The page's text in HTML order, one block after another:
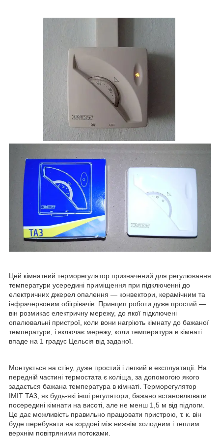
Цей кімнатний терморегулятор призначений для регулювання
температури усередині приміщення при підключенні до
електричних джерел опалення — конвектори, керамічним та
інфрачервоним обігрівачів. Принцип роботи дуже простий —
він розмикає електричну мережу, до якої підключені
опалювальні пристрої, коли вони нагріють кімнату до бажаної
температури, і включає мережу, коли температура в кімнаті
впаде на 1 градус Цельсія від заданої.
Монтується на стіну, дуже простий і легкий в експлуатації. На
передній частині термостата є коліща, за допомогою якого
задається бажана температура в кімнаті. Терморегулятор
IMIT TA3, як будь-які інші регулятори, бажано встановлювати
посередині кімнати на висоті, але не менш 1,5 м від підлоги.
Це дає можливість правильно працювати пристрою, т. к. він
буде перебувати на кордоні між нижнім холодним і теплим
верхнім повітряними потоками.